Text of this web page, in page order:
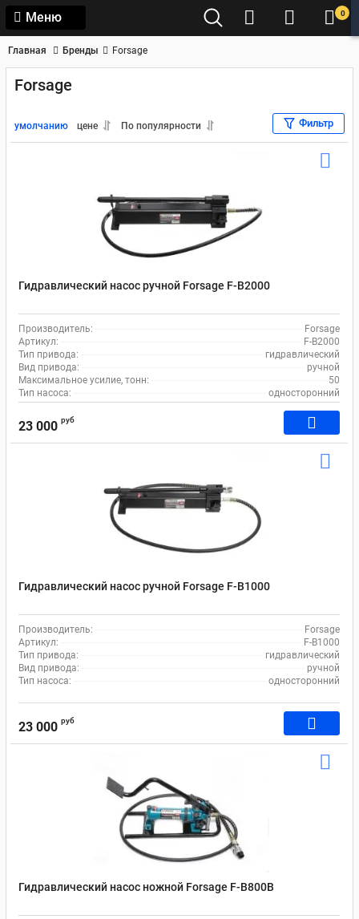
Меню 0
Главная Бренды Forsage
Forsage
умолчанию цене По популярности Фильтр
Гидравлический насос ручной Forsage F-B2000
Производитель:
Forsage
Артикул:
F-B2000
Тип привода:
гидравлический
Вид привода:
ручной
Максимальное усилие, тонн:
50
Тип насоса:
односторонний
23 000 руб
Гидравлический насос ручной Forsage F-B1000
Производитель:
Forsage
Артикул:
F-B1000
Тип привода:
гидравлический
Вид привода:
ручной
Тип насоса:
односторонний
23 000 руб
Гидравлический насос ножной Forsage F-B800B